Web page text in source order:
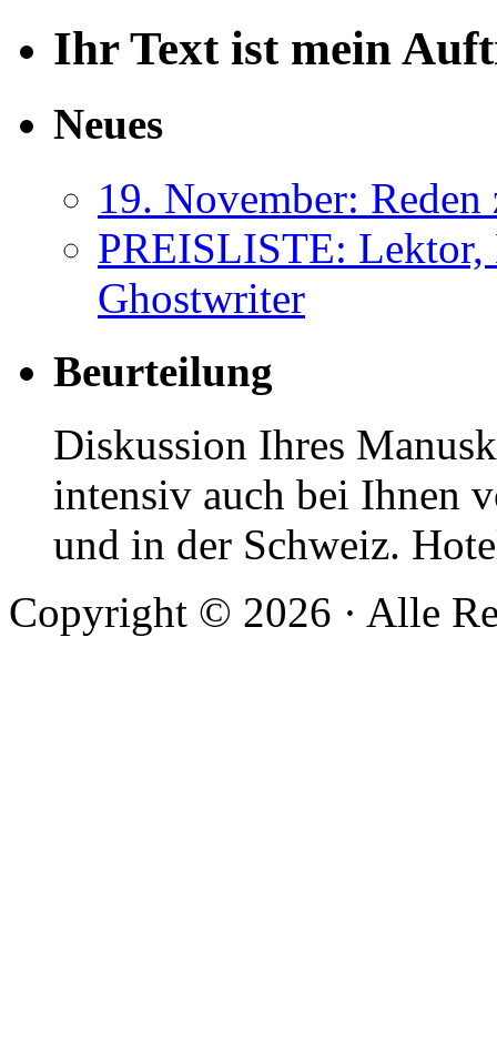
Ihr Text ist mein
Neues
19. November:
PREISLISTE: Lektor,
Ghostwriter
Beurteilung
Diskussion Ihres
intensiv auch bei Ihnen
und in der Schweiz.
Copyright © 2026 · Alle